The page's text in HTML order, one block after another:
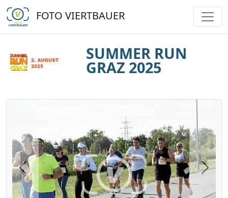
FOTO VIERTBAUER
SUMMER RUN
GRAZ 2025
Previous Next